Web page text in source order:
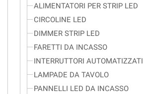
ALIMENTATORI PER STRIP LED
CIRCOLINE LED
DIMMER STRIP LED
FARETTI DA INCASSO
INTERRUTTORI AUTOMATIZZATI
LAMPADE DA TAVOLO
PANNELLI LED DA INCASSO